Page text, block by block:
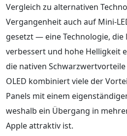
Vergleich zu alternativen
Vergangenheit auch auf Mini-
gesetzt — eine Technologie, die
verbessert und hohe Helligkeit
die nativen Schwarzwertvorteile
OLED kombiniert viele der
Panels mit einem
weshalb ein Übergang in
Apple attraktiv ist.